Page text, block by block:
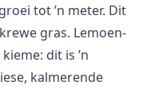
tot ’n meter. Dit
gras. Lemoen-
dit is ’n
kalmerende